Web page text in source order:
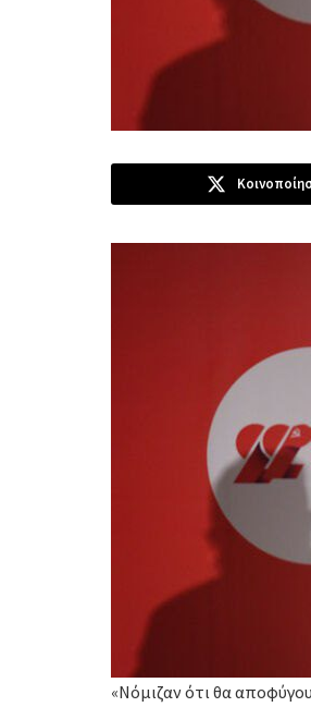
«Νόμιζαν ότι θα